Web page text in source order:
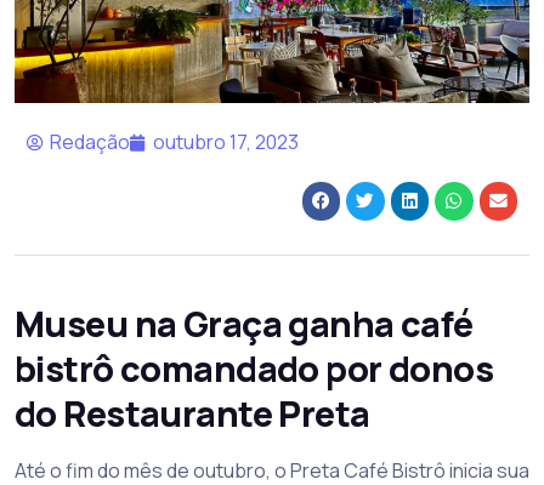
Redação outubro 17, 2023
Museu na Graça ganha café
bistrô comandado por donos
do Restaurante Preta
Até o fim do mês de outubro, o Preta Café Bistrô inicia sua